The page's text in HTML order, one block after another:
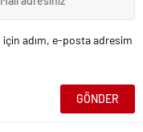
için adım, e-posta adresim